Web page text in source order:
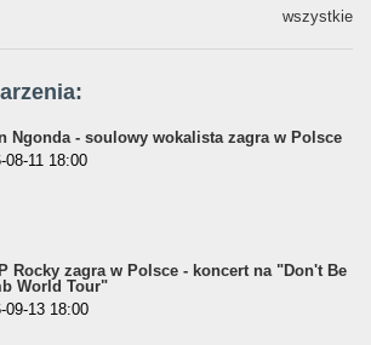
wszystkie
Ngonda - soulowy wokalista zagra w Polsce
08-11 18:00
Rocky zagra w Polsce - koncert na "Don't Be
World Tour"
09-13 18:00